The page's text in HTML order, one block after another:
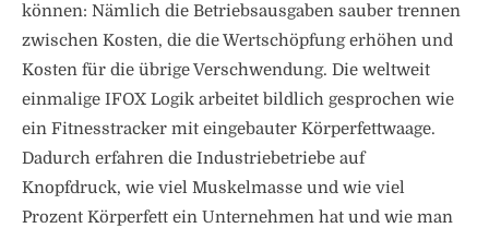
können: Nämlich die Betriebsausgaben sauber trennen
zwischen Kosten, die die Wertschöpfung erhöhen und
Kosten für die übrige Verschwendung. Die weltweit
einmalige IFOX Logik arbeitet bildlich gesprochen wie
ein Fitnesstracker mit eingebauter Körperfettwaage.
Dadurch erfahren die Industriebetriebe auf
Knopfdruck, wie viel Muskelmasse und wie viel
Prozent Körperfett ein Unternehmen hat und wie man